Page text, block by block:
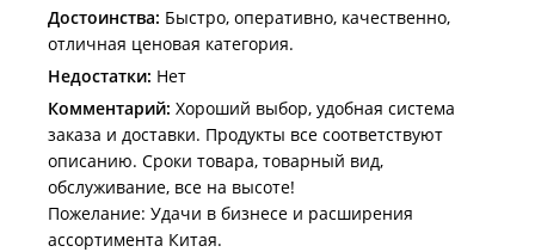
Достоинства: Быстро, оперативно, качественно,
отличная ценовая категория.
Недостатки: Нет
Комментарий: Хороший выбор, удобная система
заказа и доставки. Продукты все соответствуют
описанию. Сроки товара, товарный вид,
обслуживание, все на высоте!
Пожелание: Удачи в бизнесе и расширения
ассортимента Китая.